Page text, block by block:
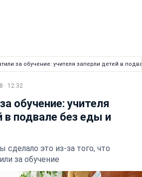
за обучение: учителя заперли детей в
· 12:32
обучение: учителя
в подвале без еды и
это из-за того, что
за обучение